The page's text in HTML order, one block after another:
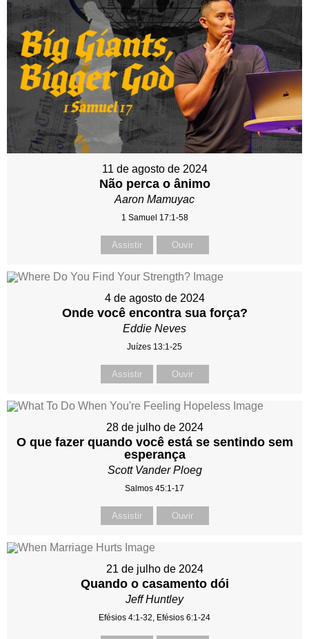
11 de agosto de 2024
Não perca o ânimo
Aaron Mamuyac
1 Samuel 17:1-58
Assistir Ouvir
4 de agosto de 2024
Onde você encontra sua força?
Eddie Neves
Juízes 13:1-25
Assistir Ouvir
28 de julho de 2024
O que fazer quando você está se sentindo sem
esperança
Scott Vander Ploeg
Salmos 45:1-17
Assistir Ouvir
21 de julho de 2024
Quando o casamento dói
Jeff Huntley
Efésios 4:1-32, Efésios 6:1-24